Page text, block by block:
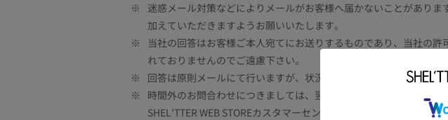
※
迷惑メール対策などによりメールがお客様へ届かないことがあり
加えていただきますようお願いいたします。
※
当社の回答はお客様ご本人宛てにお送りするものであり、当社の
れておりませんのでご遠慮下さい。
※
回答は原則メールにて行いますが、状況により電話や書面等の場
※
時間外のお問合わせにつきましては、翌営業日より順次対応いたし
SHEL'TTER WEB STOREカスタマーセンター